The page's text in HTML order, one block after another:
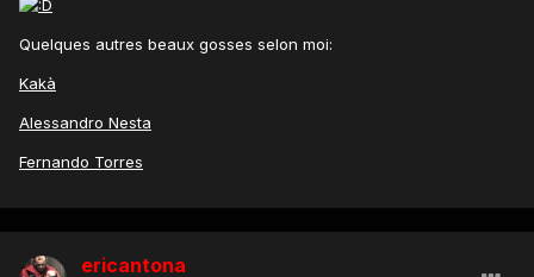
Quelques autres beaux gosses selon moi:
Kakà
Alessandro Nesta
Fernando Torres
ericantona